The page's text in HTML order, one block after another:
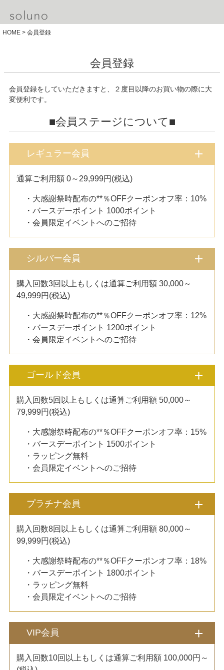
HOME 会員登録
会員登録
会員登録をしていただきますと、２度目以降のお買い物の際に大
変便利です。
■会員ステージについて■
レギュラー会員
通算ご利用額 0～29,999円(税込)
・大感謝祭時配布の**％OFFクーポンオフ率：10%
・バースデーポイント 1000ポイント
・会員限定イベントへのご招待
シルバー会員
購入回数3回以上もしくは通算ご利用額 30,000～
49,999円(税込)
・大感謝祭時配布の**％OFFクーポンオフ率：12%
・バースデーポイント 1200ポイント
・会員限定イベントへのご招待
ゴールド会員
購入回数5回以上もしくは通算ご利用額 50,000～
79,999円(税込)
・大感謝祭時配布の**％OFFクーポンオフ率：15%
・バースデーポイント 1500ポイント
・ラッピング無料
・会員限定イベントへのご招待
プラチナ会員
購入回数8回以上もしくは通算ご利用額 80,000～
99,999円(税込)
・大感謝祭時配布の**％OFFクーポンオフ率：18%
・バースデーポイント 1800ポイント
・ラッピング無料
・会員限定イベントへのご招待
VIP会員
購入回数10回以上もしくは通算ご利用額 100,000円～